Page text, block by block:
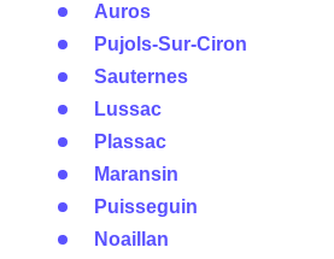
Auros
Pujols-Sur-Ciron
Sauternes
Lussac
Plassac
Maransin
Puisseguin
Noaillan